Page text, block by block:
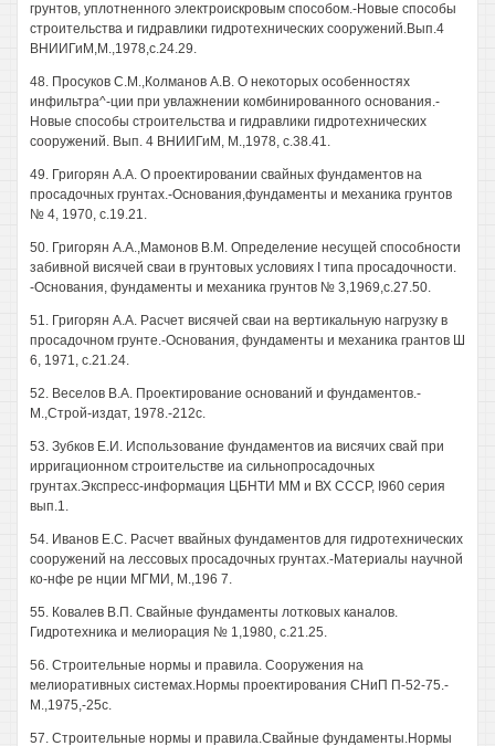
грунтов, уплотненного электроискровым способом.-Новые способы
строительства и гидравлики гидротехнических сооружений.Вып.4
ВНИИГиМ,М.,1978,с.24.29.
48. Просуков С.М.,Колманов А.В. О некоторых особенностях
инфильтра^-ции при увлажнении комбинированного основания.-
Новые способы строительства и гидравлики гидротехнических
сооружений. Вып. 4 ВНИИГиМ, М.,1978, с.38.41.
49. Григорян А.А. О проектировании свайных фундаментов на
просадочных грунтах.-Основания,фундаменты и механика грунтов
№ 4, 1970, с.19.21.
50. Григорян А.А.,Мамонов В.М. Определение несущей способности
забивной висячей сваи в грунтовых условиях I типа просадочности.
-Основания, фундаменты и механика грунтов № 3,1969,с.27.50.
51. Григорян А.А. Расчет висячей сваи на вертикальную нагрузку в
просадочном грунте.-Основания, фундаменты и механика грантов Ш
6, 1971, с.21.24.
52. Веселов В.А. Проектирование оснований и фундаментов.-
М.,Строй-издат, 1978.-212с.
53. Зубков Е.И. Использование фундаментов иа висячих свай при
ирригационном строительстве иа сильнопросадочных
грунтах.Экспресс-информация ЦБНТИ ММ и ВХ СССР, I960 серия
вып.1.
54. Иванов Е.С. Расчет ввайных фундаментов для гидротехнических
сооружений на лессовых просадочных грунтах.-Материалы научной
ко-нфе ре нции МГМИ, М.,196 7.
55. Ковалев В.П. Свайные фундаменты лотковых каналов.
Гидротехника и мелиорация № 1,1980, с.21.25.
56. Строительные нормы и правила. Сооружения на
мелиоративных системах.Нормы проектирования СНиП П-52-75.-
М.,1975,-25с.
57. Строительные нормы и правила.Свайные фундаменты.Нормы